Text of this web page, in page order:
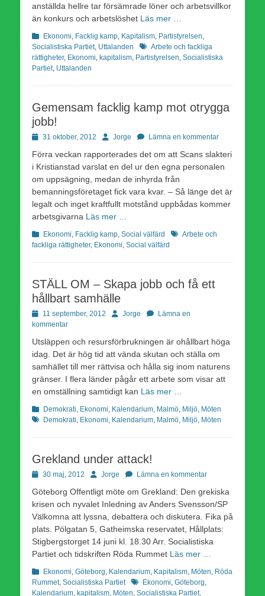
anställda hellre tar försämrade löner och arbetsvillkor
än konkurs och arbetslöshet Läs mer …
Kategorier
Ekonomi Facklig kamp Kapitalism Partistyrelsen
Socialistiska Partiet, Uttalanden Etiketter
Arbete och fackliga
rättigheter, Ekonomi kapitalism Partistyrelsen Socialistiska
Partiet, Uttalanden
Gemensam facklig kamp mot otrygga
jobb!
Publicerad
31 oktober, 2012 Författare
Jorge Lämna en kommentar
Förra veckan rapporterades det om att Scans slakteri
i Kristianstad varslat en del ur den egna personalen
om uppsägning, medan de inhyrda från
bemanningsföretaget fick vara kvar. – Så länge det är
legalt och inget kraftfullt motstånd uppbådas kommer
arbetsgivarna Läs mer …
Kategorier
Ekonomi Facklig kamp Social välfärd Etiketter
Arbete och
fackliga rättigheter, Ekonomi Social välfärd
STÄLL OM – Skapa jobb och få ett
hållbart samhälle
Publicerad
den
11 september, 2012 Författare
Jorge
Lämna en
kommentar
Utsläppen och resursförbrukningen är ohållbart höga
idag. Det är hög tid att vända skutan och ställa om
samhället till mer rättvisa och hålla sig inom naturens
gränser. I flera länder pågår ett arbete som visar att
en omställning samtidigt kan Läs mer …
Kategorier
Demokrati Ekonomi Kalendarium Malmö Miljö Möten
Demokrati Ekonomi Kalendarium Malmö Miljö Möten
Grekland under attack!
Publicerad
30 maj, 2012 Författare
Jorge Lämna en kommentar
Göteborg Offentligt möte om Grekland: Den grekiska
krisen och nyvalet Inledning av Anders Svensson/SP
Välkomna att lyssna, debattera och diskutera. Fika på
plats. Pölgatan 5, Gatheimska reservatet, Hållplats:
Stigbergstorget 14 juni kl. 18.30 Arr. Socialistiska
Partiet och tidskriften Röda Rummet Läs mer …
Kategorier
Ekonomi Göteborg Kalendarium Kapitalism Möten Röda
Rummet, Socialistiska Partiet EtiketterEkonomi Göteborg
Kalendarium kapitalism Möten Socialistiska Partiet,